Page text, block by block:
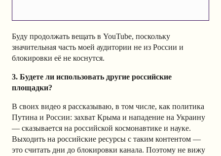
Буду продолжать вещать в YouTube, поскольку
значительная часть моей аудитории не из России и
блокировки её не коснутся.
3. Будете ли использовать другие российские
площадки?
В своих видео я рассказываю, в том числе, как политика
Путина и России: захват Крыма и нападение на Украину
— сказывается на российской космонавтике и науке.
Выходить на российские ресурсы с таким контентом —
это считать дни до блокировки канала. Поэтому не вижу